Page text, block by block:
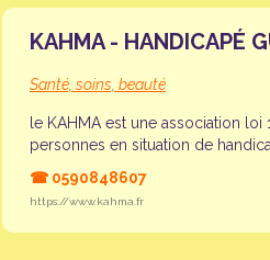
KAHMA - HANDICAPÉ
Santé, soins, beauté
le KAHMA est une association
personnes en situation de
☎ 0590848607
https://www.kahma.fr